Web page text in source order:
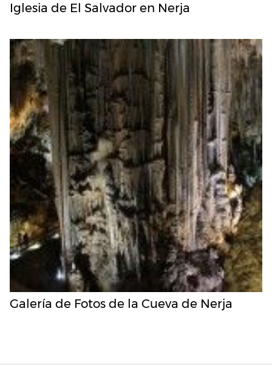
Iglesia de El Salvador en Nerja
Galería de Fotos de la Cueva de Nerja